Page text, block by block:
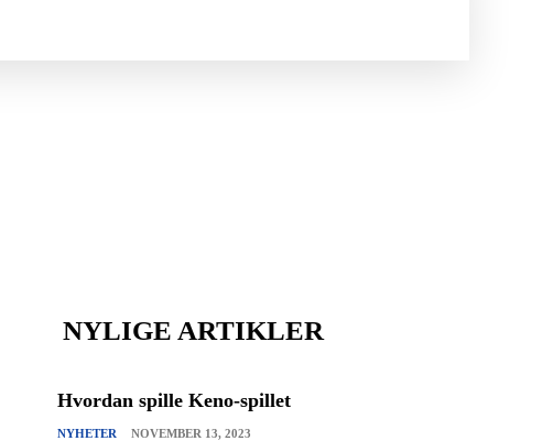
NYLIGE ARTIKLER
Hvordan spille Keno-spillet
NYHETER NOVEMBER 13, 2023